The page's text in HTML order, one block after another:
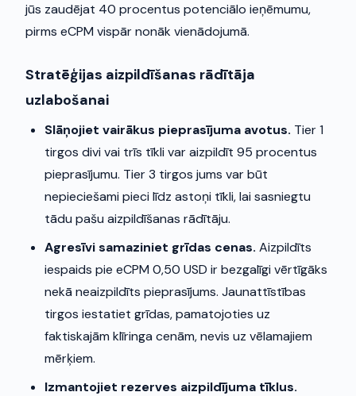
jūs zaudējat 40 procentus potenciālo ieņēmumu,
pirms eCPM vispār nonāk vienādojumā.
Stratēģijas aizpildīšanas rādītāja
uzlabošanai
Slāņojiet vairākus pieprasījuma avotus. Tier 1
tirgos divi vai trīs tīkli var aizpildīt 95 procentus
pieprasījumu. Tier 3 tirgos jums var būt
nepieciešami pieci līdz astoņi tīkli, lai sasniegtu
tādu pašu aizpildīšanas rādītāju.
Agresīvi samaziniet grīdas cenas. Aizpildīts
iespaids pie eCPM 0,50 USD ir bezgalīgi vērtīgāks
nekā neaizpildīts pieprasījums. Jaunattīstības
tirgos iestatiet grīdas, pamatojoties uz
faktiskajām klīringa cenām, nevis uz vēlamajiem
mērķiem.
Izmantojiet rezerves aizpildījuma tīklus.